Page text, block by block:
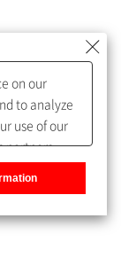
、技術情報や
。
on our
to analyze
use of our
partners,